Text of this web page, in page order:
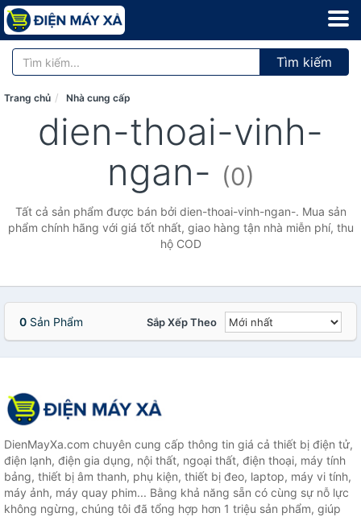
Tìm kiếm
Trang chủ Nhà cung cấp
dien-thoai-vinh-
ngan- (0)
Tất cả sản phẩm được bán bởi dien-thoai-vinh-ngan-. Mua sản
phẩm chính hãng với giá tốt nhất, giao hàng tận nhà miễn phí, thu
hộ COD
0 Sản Phẩm Sắp Xếp Theo
DienMayXa.com chuyên cung cấp thông tin giá cả thiết bị điện tử,
điện lạnh, điện gia dụng, nội thất, ngoại thất, điện thoại, máy tính
bảng, thiết bị âm thanh, phụ kiện, thiết bị đeo, laptop, máy vi tính,
máy ảnh, máy quay phim... Bằng khả năng sẵn có cùng sự nỗ lực
không ngừng, chúng tôi đã tổng hợp hơn 1 triệu sản phẩm, giúp